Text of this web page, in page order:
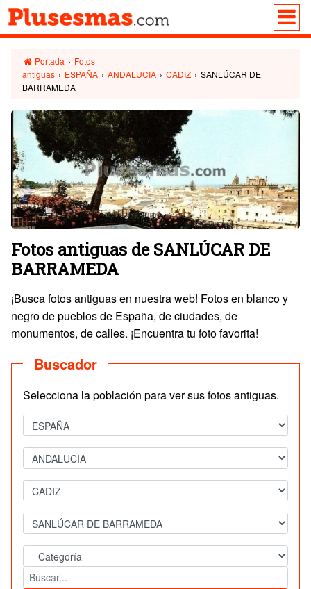
Portada › Fotos
antiguas › ESPAÑA › ANDALUCIA › CADIZ › SANLÚCAR DE
BARRAMEDA
Fotos antiguas de SANLÚCAR DE
BARRAMEDA
¡Busca fotos antiguas en nuestra web! Fotos en blanco y
negro de pueblos de España, de ciudades, de
monumentos, de calles. ¡Encuentra tu foto favorita!
Buscador
Selecciona la población para ver sus fotos antiguas.